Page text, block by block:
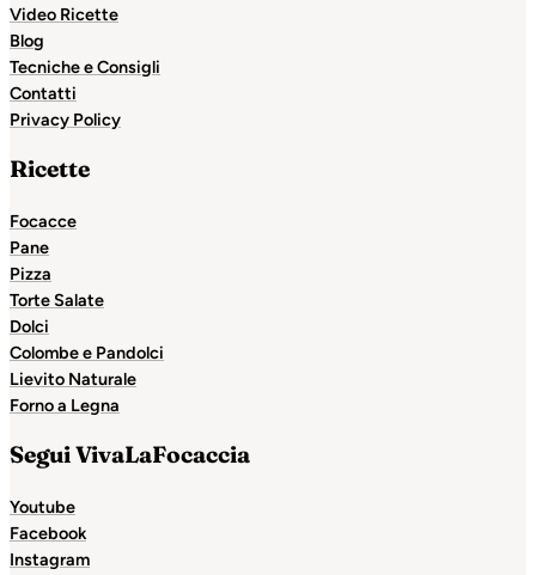
Video Ricette
Blog
Tecniche e Consigli
Contatti
Privacy Policy
Ricette
Focacce
Pane
Pizza
Torte Salate
Dolci
Colombe e Pandolci
Lievito Naturale
Forno a Legna
Segui VivaLaFocaccia
Youtube
Facebook
Instagram